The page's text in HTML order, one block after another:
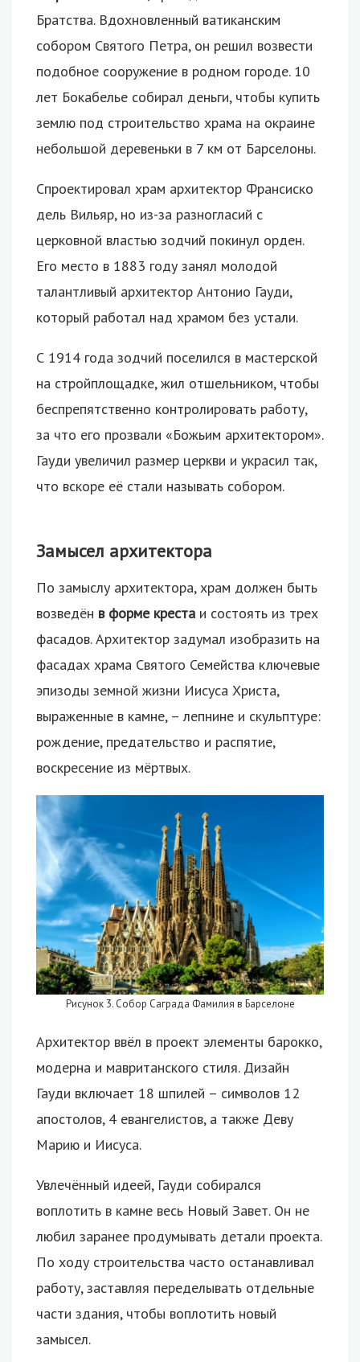
Братства. Вдохновленный ватиканским
собором Святого Петра, он решил возвести
подобное сооружение в родном городе. 10
лет Бокабелье собирал деньги, чтобы купить
землю под строительство храма на окраине
небольшой деревеньки в 7 км от Барселоны.
Спроектировал храм архитектор Франсиско
дель Вильяр, но из-за разногласий с
церковной властью зодчий покинул орден.
Его место в 1883 году занял молодой
талантливый архитектор Антонио Гауди,
который работал над храмом без устали.
С 1914 года зодчий поселился в мастерской
на стройплощадке, жил отшельником, чтобы
беспрепятственно контролировать работу,
за что его прозвали «Божьим архитектором».
Гауди увеличил размер церкви и украсил так,
что вскоре её стали называть собором.
Замысел архитектора
По замыслу архитектора, храм должен быть
возведён в форме креста и состоять из трех
фасадов. Архитектор задумал изобразить на
фасадах храма Святого Семейства ключевые
эпизоды земной жизни Иисуса Христа,
выраженные в камне, – лепнине и скульптуре:
рождение, предательство и распятие,
воскресение из мёртвых.
Рисунок 3. Собор Саграда Фамилия в Барселоне
Архитектор ввёл в проект элементы барокко,
модерна и мавританского стиля. Дизайн
Гауди включает 18 шпилей – символов 12
апостолов, 4 евангелистов, а также Деву
Марию и Иисуса.
Увлечённый идеей, Гауди собирался
воплотить в камне весь Новый Завет. Он не
любил заранее продумывать детали проекта.
По ходу строительства часто останавливал
работу, заставляя переделывать отдельные
части здания, чтобы воплотить новый
замысел.